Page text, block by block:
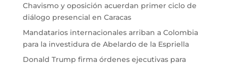
Chavismo y oposición acuerdan primer ciclo de
diálogo presencial en Caracas
Mandatarios internacionales arriban a Colombia
para la investidura de Abelardo de la Espriella
Donald Trump firma órdenes ejecutivas para